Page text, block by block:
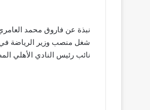
نبذة عن فاروق محمد
نائب رئيس النادي الأهلي